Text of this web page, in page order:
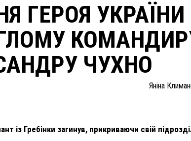
ГЕРОЯ
ЧУХНО
Яніна
із Гребінки загинув, прикриваючи свій